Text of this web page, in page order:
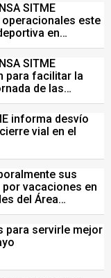
SITME
este
en
SITME
para facilitar la
de las
julio
informa desvío
vial en el
sus
vacaciones en
del Área
para servirle mejor